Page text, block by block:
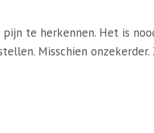
te herkennen. Het is
Misschien onzekerder.